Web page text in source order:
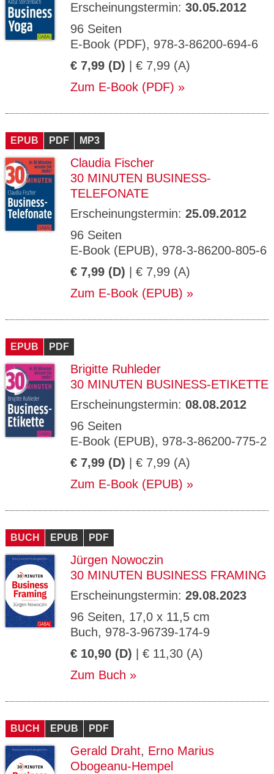
Erscheinungstermin: 30.05.2012
96 Seiten
E-Book (PDF), 978-3-86200-694-6
€ 7,99 (D) | € 7,99 (A)
Zum E-Book (PDF)
EPUB PDF MP3
Claudia Fischer
30 MINUTEN BUSINESS-
TELEFONATE
Erscheinungstermin: 25.09.2012
96 Seiten
E-Book (EPUB), 978-3-86200-805-6
€ 7,99 (D) | € 7,99 (A)
Zum E-Book (EPUB)
EPUB PDF
Brigitte Ruhleder
30 MINUTEN BUSINESS-ETIKETTE
Erscheinungstermin: 08.08.2012
96 Seiten
E-Book (EPUB), 978-3-86200-775-2
€ 7,99 (D) | € 7,99 (A)
Zum E-Book (EPUB)
BUCH EPUB PDF
Jürgen Nowoczin
30 MINUTEN BUSINESS FRAMING
Erscheinungstermin: 29.08.2023
96 Seiten, 17,0 x 11,5 cm
Buch, 978-3-96739-174-9
€ 10,90 (D) | € 11,30 (A)
Zum Buch
BUCH EPUB PDF
Gerald Draht, Erno Marius
Obogeanu-Hempel